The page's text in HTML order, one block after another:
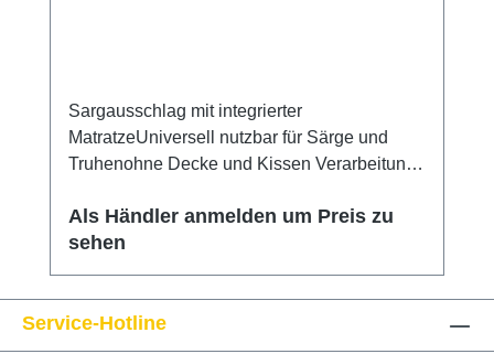
Sargausschlag mit integrierter
MatratzeUniversell nutzbar für Särge und
Truhenohne Decke und Kissen Verarbeitung:
Als Händler anmelden um Preis zu
sehen
Service-Hotline